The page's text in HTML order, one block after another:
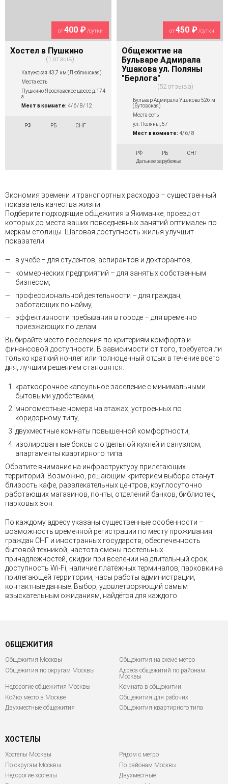
от400 ₽/сутки
Хостел в Пушкино
1 отзыв
Калужская 43,7 км (Люблинская)
Места есть
Пушкино Ярославское шоссе д.174
а
Мест в комнате: 4/ 6/ 8/ 12
РФ РБ СНГ
от450 ₽/сутки
Общежитие на
Бульваре Адмирала
Ушакова ул. Поляны
"Берлога"
52 отзыва
Бульвар Адмирала Ушакова 526 м
(Бутовская)
Места есть
ул. Поляны, 57
Мест в комнате: 4/ 6/ 8
РФ РБ
СНГ
Дальнее зарубежье
Экономия времени и транспортных расходов – существенный
показатель качества жизни.
Подберите подходящие общежития в Якиманке, проезд от
которых до места ваших повседневных занятий оптимален по
меркам столицы. Шаговая доступность жилья улучшит
показатели
в учёбе – для студентов, аспирантов и докторантов,
коммерческих предприятий – для занятых собственным
бизнесом,
профессиональной деятельности – для граждан,
работающих по найму,
эффективности пребывания в городе – для временно
приезжающих по делам.
Выбирайте место поселения по критериям комфорта и
финансовой доступности. В зависимости от того, требуется ли
только краткий ночлег или полноценный отдых в течение всего
дня, лучшим решением становятся:
краткосрочное капсульное заселение с минимальными
бытовыми удобствами,
многоместные номера на этажах, устроенных по
коридорному типу,
двухместные комнаты повышенной комфортности,
изолированные боксы с отдельной кухней и санузлом,
апартаменты квартирного типа.
Обратите внимание на инфраструктуру прилегающих
территорий. Возможно, решающим критерием выбора станут
близость кафе, развлекательных центров, круглосуточно
работающих магазинов, почты, отделений банков, библиотек,
парковых зон.
По каждому адресу указаны существенные особенности –
возможность временной регистрации по месту проживания
граждан СНГ и иностранных государств, обеспеченность
бытовой техникой, частота смены постельных
принадлежностей, скидки при вселении на длительный срок,
доступность Wi-Fi, наличие платёжных терминалов, парковки на
прилегающей территории, часы работы администрации,
контактные данные. Выбор, удовлетворяющий самым
взыскательным ожиданиям, найдётся для каждого.
ОБЩЕЖИТИЯ
Общежития Москвы
Общежития на схеме метро
Общежития по округам Москвы
Адреса общежитий по районам
Москвы
Недорогие общежития Москвы
Комната в общежитии
Койко место в Москве
Общежития для рабочих
Двухместные общежития
Общежития квартирного типа
ХОСТЕЛЫ
Хостелы Москвы
По округам Москвы
Недорогие хостелы
Рядом с метро
По районам Москвы
Двухместные